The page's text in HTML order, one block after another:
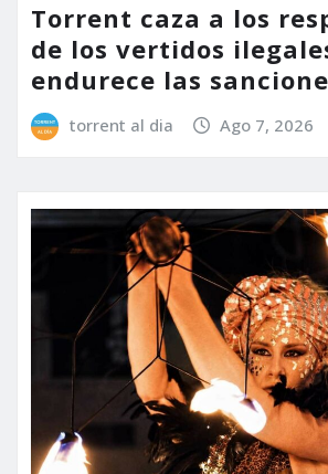
Torrent caza a los
de los vertidos
endurece las
torrent al dia Ago 7, 2026